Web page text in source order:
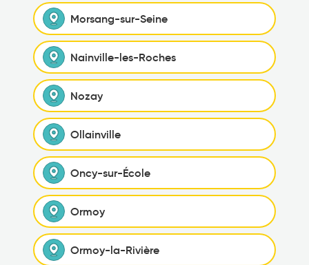
Morsang-sur-Seine
Nainville-les-Roches
Nozay
Ollainville
Oncy-sur-École
Ormoy
Ormoy-la-Rivière